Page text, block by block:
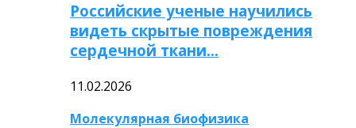
Российские ученые научились
видеть скрытые повреждения
сердечной ткани…
11.02.2026
Молекулярная биофизика